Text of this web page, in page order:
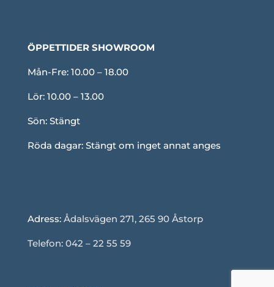
ÖPPETTIDER SHOWROOM
Mån-Fre: 10.00 – 18.00
Lör: 10.00 – 13.00
Sön: Stängt
Röda dagar: Stängt om inget annat anges
Adress: Ådalsvägen 271, 265 90 Åstorp
Telefon: 042 – 22 55 59